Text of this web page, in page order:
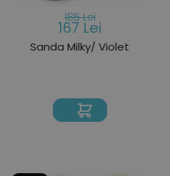
185 Lei
167 Lei
Sanda Milky/ Violet